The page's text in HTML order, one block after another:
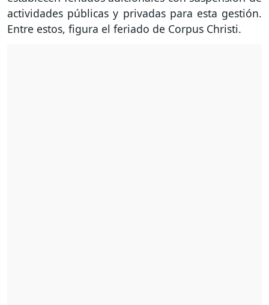
actividades públicas y privadas para esta gestión.
Entre estos, figura el feriado de Corpus Christi.